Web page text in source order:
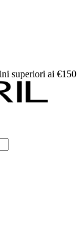
superiori ai €150